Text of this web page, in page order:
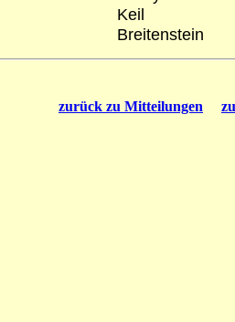
Keil
Breitenstein
zurück zu Mitteilungen